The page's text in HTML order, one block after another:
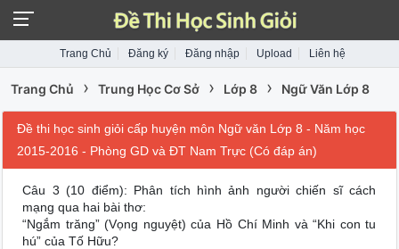
Trang Chủ Đăng ký Đăng nhập Upload Liên hệ
Trang Chủ › Trung Học Cơ Sở › Lớp 8 › Ngữ Văn Lớp 8
Đề thi học sinh giỏi cấp huyện môn Ngữ văn Lớp 8 - Năm học
2015-2016 - Phòng GD và ĐT Nam Trực (Có đáp án)
Câu 3 (10 điểm): Phân tích hình ảnh người chiến sĩ cách
mạng qua hai bài thơ:
“Ngắm trăng” (Vọng nguyệt) của Hồ Chí Minh và “Khi con tu
hú” của Tố Hữu?